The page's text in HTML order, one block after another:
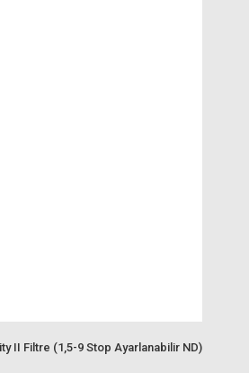
II Filtre (1,5-9 Stop Ayarlanabilir ND)